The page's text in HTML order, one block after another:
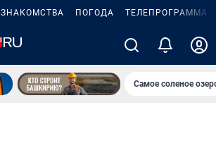
ЗНАКОМСТВА ПОГОДА ТЕЛЕПРОГРАММА
Самое соленое